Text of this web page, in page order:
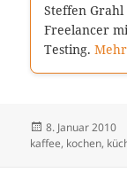
Steffen
Freelancer
Testing.
Veröffentlicht
am
8. Januar 2010
kaffee, kochen,